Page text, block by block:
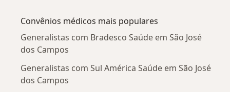
Convênios médicos mais populares
Generalistas com Bradesco Saúde em São José
dos Campos
Generalistas com Sul América Saúde em São José
dos Campos